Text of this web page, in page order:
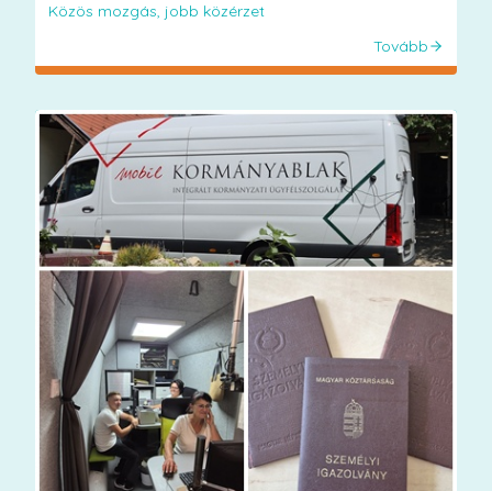
Közös mozgás, jobb közérzet
Tovább